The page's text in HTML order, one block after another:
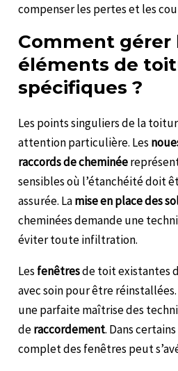
compenser les pertes et les
Comment gérer
éléments de
spécifiques ?
Les points singuliers de la
attention particulière. Les
raccordsde cheminée
sensibles où l’étanchéité doit
assurée. Lamise en place des
cheminées demande une
éviter toute infiltration.
Les fenêtresde toit existantes
avec soin pour être
une parfaite maîtrise des
deraccordement. Dans
complet des fenêtres peut